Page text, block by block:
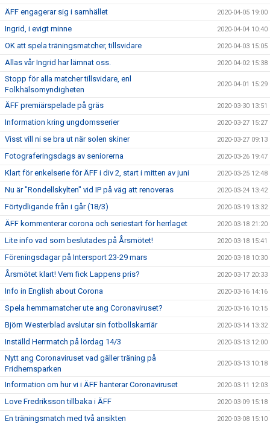
ÄFF engagerar sig i samhället 2020-04-05 19:00
Ingrid, i evigt minne 2020-04-04 10:40
OK att spela träningsmatcher, tillsvidare 2020-04-03 15:05
Allas vår Ingrid har lämnat oss. 2020-04-02 15:38
Stopp för alla matcher tillsvidare, enl
Folkhälsomyndigheten
2020-04-01 15:29
ÄFF premiärspelade på gräs 2020-03-30 13:51
Information kring ungdomsserier 2020-03-27 15:27
Visst vill ni se bra ut när solen skiner 2020-03-27 09:13
Fotograferingsdags av seniorerna 2020-03-26 19:47
Klart för enkelserie för ÄFF i div 2, start i mitten av juni 2020-03-25 12:48
Nu är "Rondellskylten" vid IP på väg att renoveras 2020-03-24 13:42
Förtydligande från i går (18/3) 2020-03-19 13:32
ÄFF kommenterar corona och seriestart för herrlaget 2020-03-18 21:20
Lite info vad som beslutades på Årsmötet! 2020-03-18 15:41
Föreningsdagar på Intersport 23-29 mars 2020-03-18 10:30
Årsmötet klart! Vem fick Lappens pris? 2020-03-17 20:33
Info in English about Corona 2020-03-16 14:16
Spela hemmamatcher ute ang Coronaviruset? 2020-03-16 10:15
Björn Westerblad avslutar sin fotbollskarriär 2020-03-14 13:32
Inställd Herrmatch på lördag 14/3 2020-03-13 12:00
Nytt ang Coronaviruset vad gäller träning på
Fridhemsparken
2020-03-13 10:18
Information om hur vi i ÄFF hanterar Coronaviruset 2020-03-11 12:03
Love Fredriksson tillbaka i ÄFF 2020-03-09 15:18
En träningsmatch med två ansikten 2020-03-08 15:10